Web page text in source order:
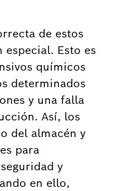
de estos
Esto es
químicos
determinados
y una falla
Así, los
del almacén y
para
y
en ello,